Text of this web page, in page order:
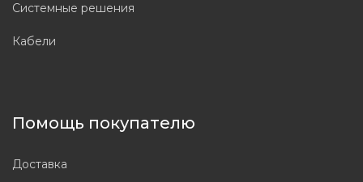
Системные решения
Кабели
Помощь покупателю
Доставка